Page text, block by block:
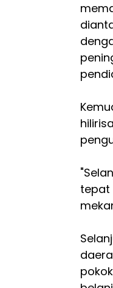
tepat